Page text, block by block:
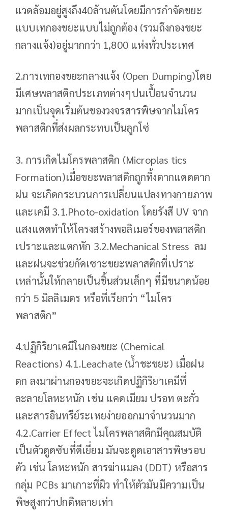
แวดล้อมอยู่สูงถึง40ล้านตันโดยมีการกำจัดขยะ
แบบเทกองขยะแบบไม่ถูกต้อง (รวมถึงกองขยะ
กลางแจ้ง)อยู่มากกว่า 1,800 แห่งทั่วประเทศ
2.การเทกองขยะกลางแจ้ง (Open Dumping)โดย
มีเศษพลาสติกประเภทต่างๆปนเปื้อนจำนวน
มากเป็นจุดเริ่มต้นของวงจรสารพิษจากไมโคร
พลาสติกที่ส่งผลกระทบเป็นลูกโซ่
3. การเกิดไมโครพลาสติก (Microplas tics
Formation)เมื่อขยะพลาสติกถูกทิ้งตากแดดตาก
ฝน จะเกิดกระบวนการเปลี่ยนแปลงทางกายภาพ
และเคมี 3.1.Photo-oxidation โดยรังสี UV จาก
แสงแดดทำให้โครงสร้างพอลิเมอร์ของพลาสติก
เปราะและแตกหัก 3.2.Mechanical Stress ลม
และฝนจะช่วยกัดเซาะขยะพลาสติกที่เปราะ
เหล่านั้นให้กลายเป็นชิ้นส่วนเล็กๆ ที่มีขนาดน้อย
กว่า 5 มิลลิเมตร หรือที่เรียกว่า “ไมโคร
พลาสติก”
4.ปฏิกิริยาเคมีในกองขยะ (Chemical
Reactions) 4.1.Leachate (น้ำชะขยะ) เมื่อฝน
ตก ลงมาผ่านกองขยะจะเกิดปฏิกิริยาเคมีที่
ละลายโลหะหนัก เช่น แคดเมียม ปรอท ตะกั่ว
และสารอินทรีย์ระเหยง่ายออกมาจำนวนมาก
4.2.Carrier Effect ไมโครพลาสติกมีคุณสมบัติ
เป็นตัวดูดซับที่ดีเยี่ยม มันจะดูดเอาสารพิษรอบ
ตัว เช่น โลหะหนัก สารฆ่าแมลง (DDT) หรือสาร
กลุ่ม PCBs มาเกาะที่ผิว ทำให้ตัวมันมีความเป็น
พิษสูงกว่าปกติหลายเท่า